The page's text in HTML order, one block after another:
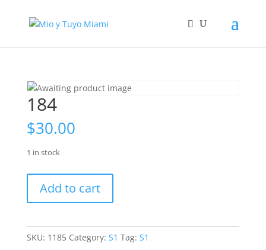
184
$30.00
1 in stock
quantity
Add to cart
SKU: 1185 Category: S1 Tag: S1